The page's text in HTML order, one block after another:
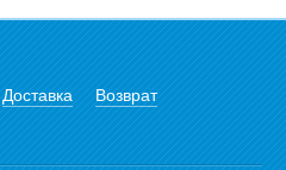
Доставка
Возврат